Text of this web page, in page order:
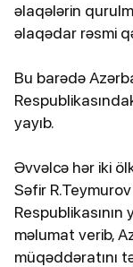
əlaqələrin
əlaqədar rəsmi
Bu barədə
yayıb.
Əvvəlcə hər iki
Səfir
məlumat verib,
müqəddəratını